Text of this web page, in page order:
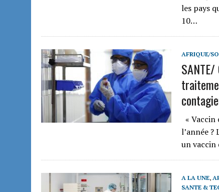
les pays
10…
AFRIQUE/
«
l’année ?
un vaccin
A LA UNE,
SANTE &